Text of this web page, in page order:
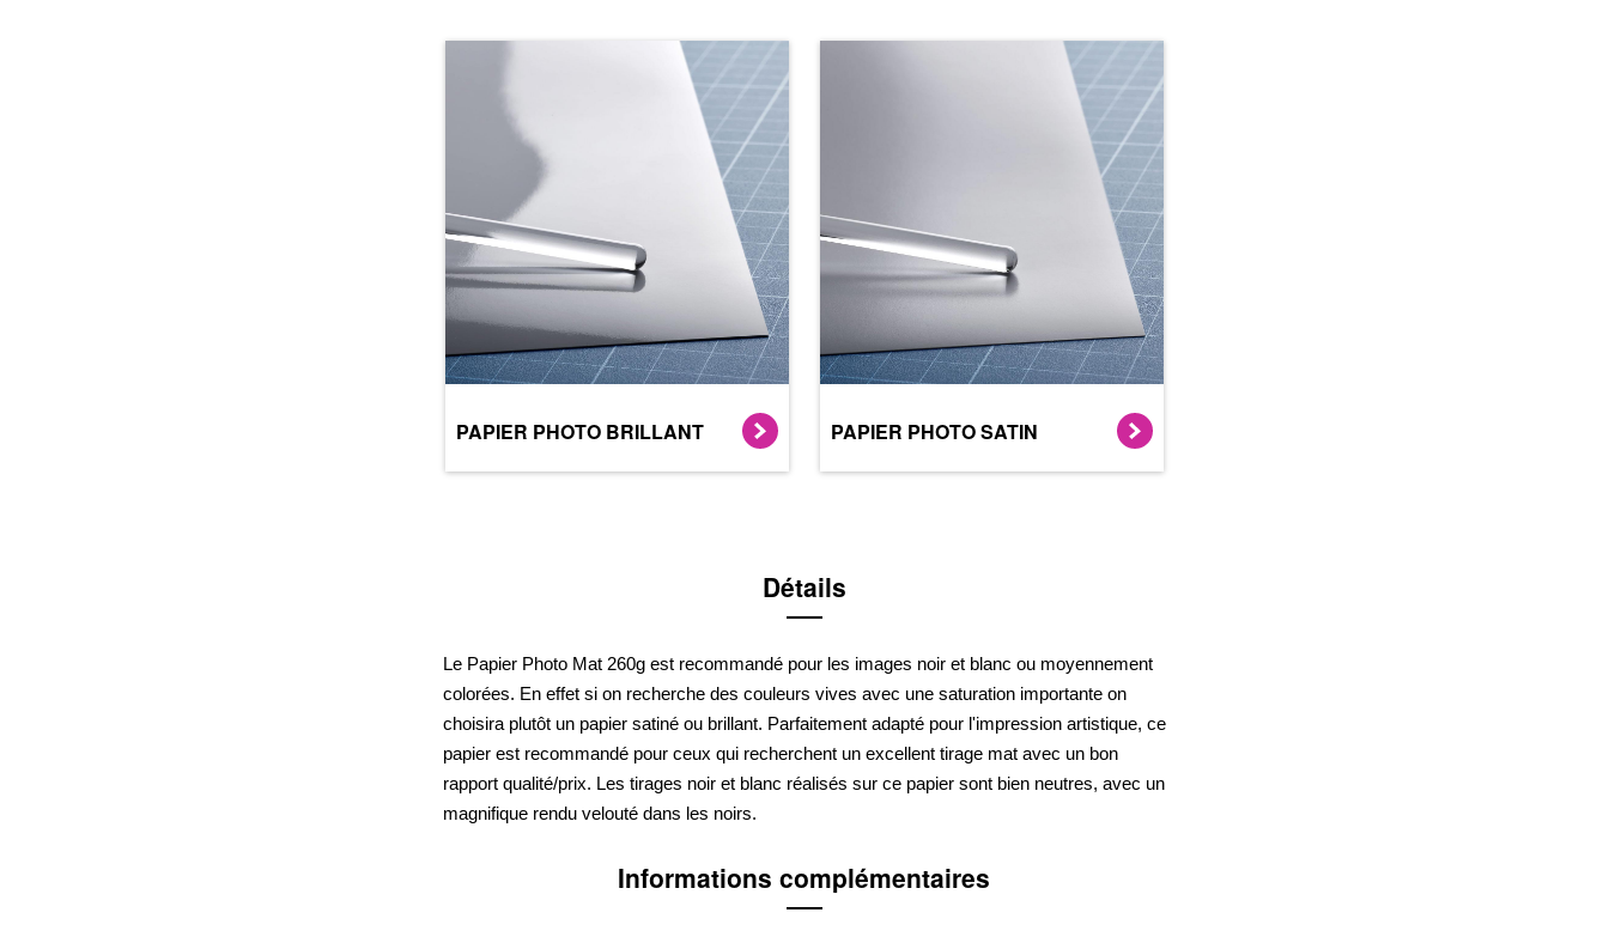
PAPIER PHOTO BRILLANT PAPIER PHOTO SATIN
Détails
Le Papier Photo Mat 260g est recommandé pour les images noir et blanc ou moyennement
colorées. En effet si on recherche des couleurs vives avec une saturation importante on
choisira plutôt un papier satiné ou brillant. Parfaitement adapté pour l'impression artistique, ce
papier est recommandé pour ceux qui recherchent un excellent tirage mat avec un bon
rapport qualité/prix. Les tirages noir et blanc réalisés sur ce papier sont bien neutres, avec un
magnifique rendu velouté dans les noirs.
Informations complémentaires